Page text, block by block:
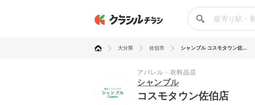
大分県 佐伯市 シャンブル コスモタウン佐...
アパレル・衣料品店
シャンブル
コスモタウン